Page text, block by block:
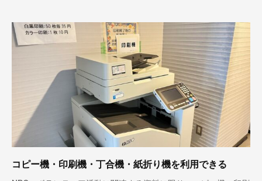
コピー機・印刷機・丁合機・紙折り機を利用できる